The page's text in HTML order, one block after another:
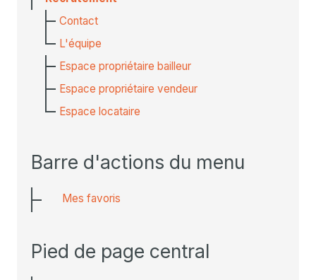
Contact
L'équipe
Espace propriétaire bailleur
Espace propriétaire vendeur
Espace locataire
Barre d'actions du menu
Mes favoris
Pied de page central